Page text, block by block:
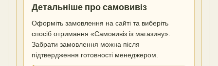
Детальніше про самовивіз
Оформіть замовлення на сайті та виберіть
спосіб отримання «Самовивіз із магазину».
Забрати замовлення можна після
підтвердження готовності менеджером.